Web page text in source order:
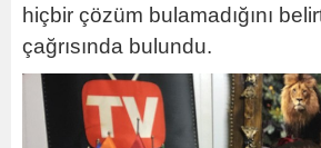
hiçbir çözüm bulamadığını
çağrısında bulundu.